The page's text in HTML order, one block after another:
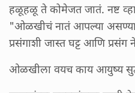
हळूहळू ते कोमेजत जातं. नष्ट
"ओळखीचं नातं आपल्या
प्रसंगाशी जास्त घट्ट आणि
ओळखीला वयच काय आयुष्य